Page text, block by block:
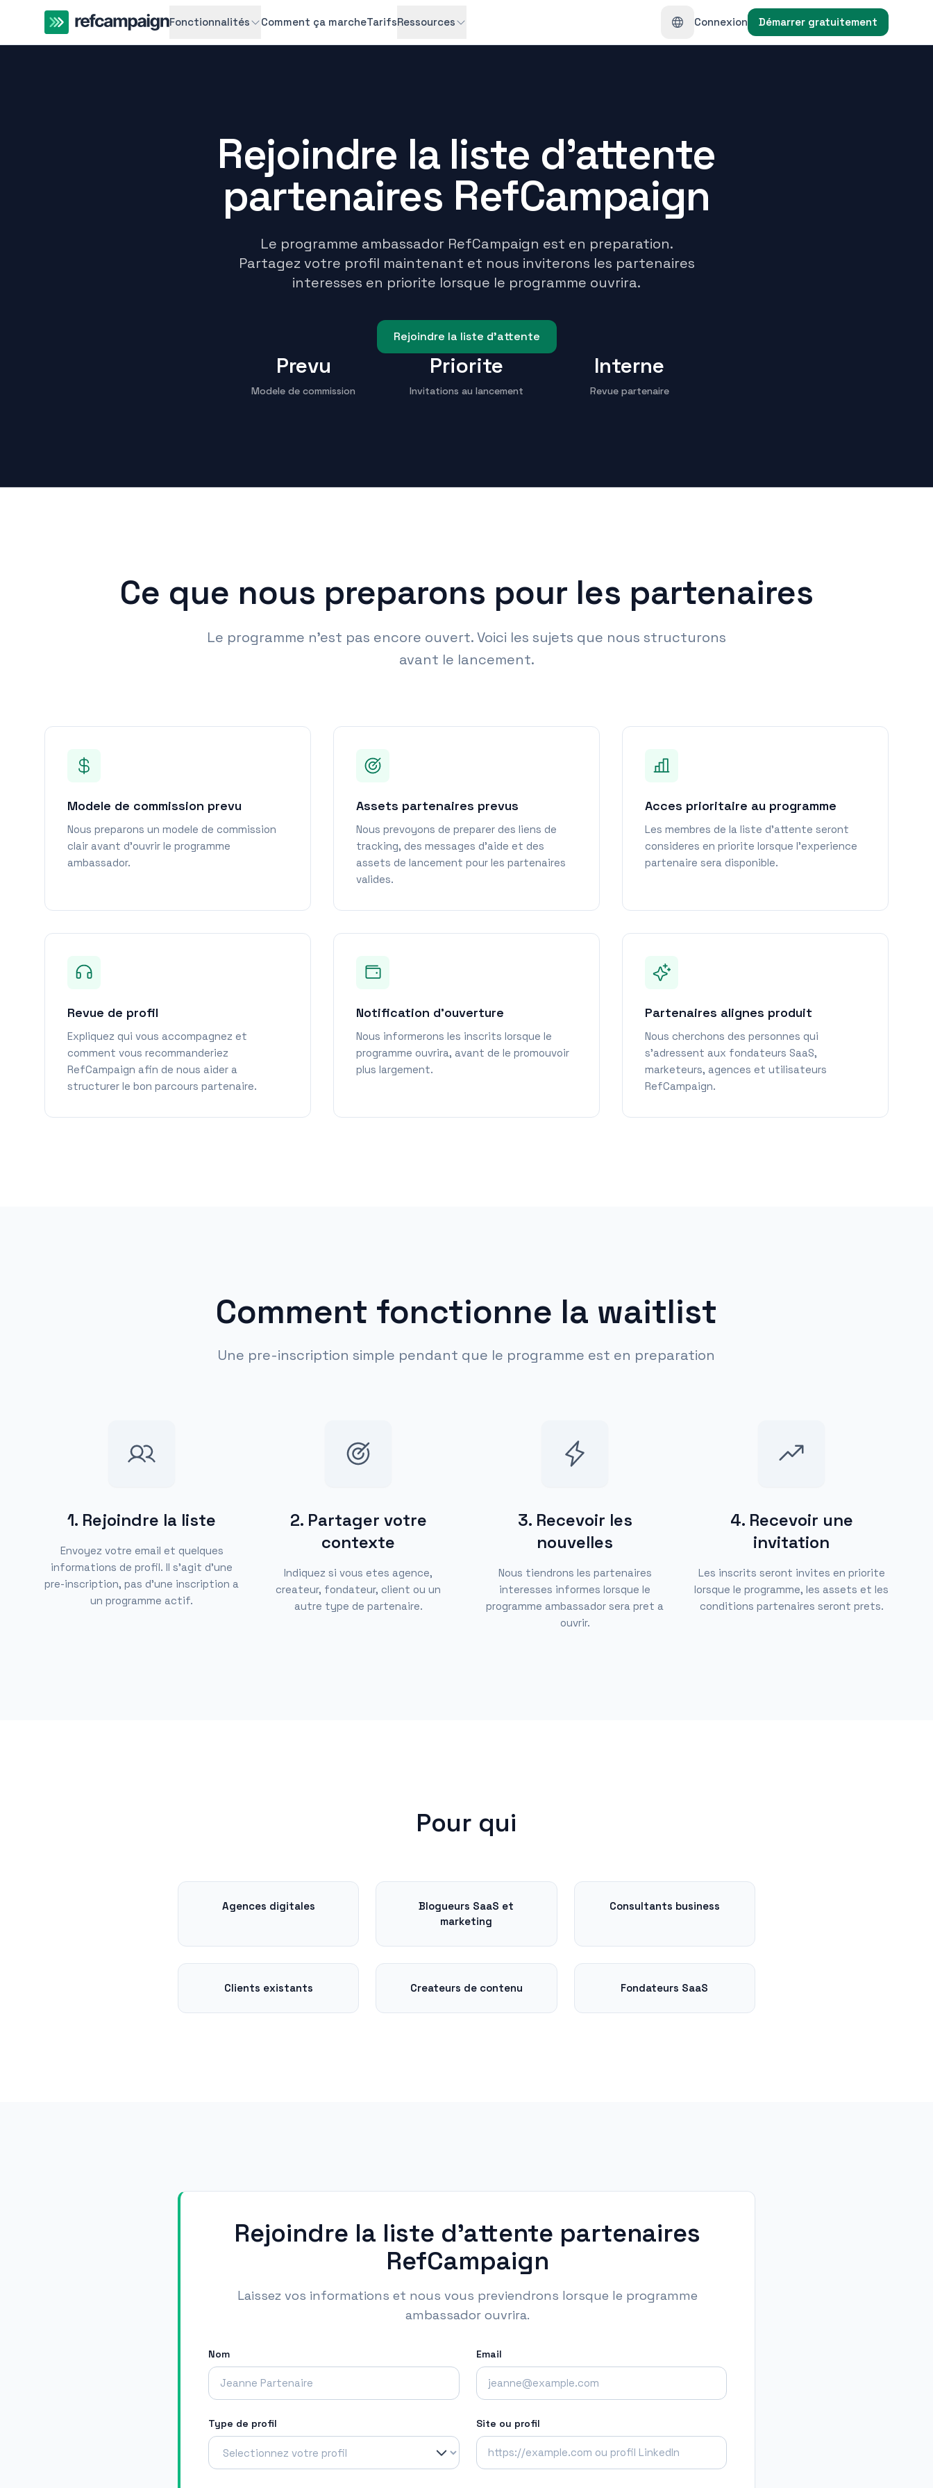
Fonctionnalités Comment ça marcheTarifsRessources Connexion Démarrer gratuitement
Rejoindre la liste d'attente
partenaires RefCampaign
Le programme ambassador RefCampaign est en preparation.
Partagez votre profil maintenant et nous inviterons les partenaires
interesses en priorite lorsque le programme ouvrira.
Rejoindre la liste d'attente
Prevu
Modele de commission
Priorite
Invitations au lancement
Interne
Revue partenaire
Ce que nous preparons pour les partenaires
Le programme n'est pas encore ouvert. Voici les sujets que nous structurons
avant le lancement.
Modele de commission prevu
Nous preparons un modele de commission
clair avant d'ouvrir le programme
ambassador.
Assets partenaires prevus
Nous prevoyons de preparer des liens de
tracking, des messages d'aide et des
assets de lancement pour les partenaires
valides.
Acces prioritaire au programme
Les membres de la liste d'attente seront
consideres en priorite lorsque l'experience
partenaire sera disponible.
Revue de profil
Expliquez qui vous accompagnez et
comment vous recommanderiez
RefCampaign afin de nous aider a
structurer le bon parcours partenaire.
Notification d'ouverture
Nous informerons les inscrits lorsque le
programme ouvrira, avant de le promouvoir
plus largement.
Partenaires alignes produit
Nous cherchons des personnes qui
s'adressent aux fondateurs SaaS,
marketeurs, agences et utilisateurs
RefCampaign.
Comment fonctionne la waitlist
Une pre-inscription simple pendant que le programme est en preparation
1. Rejoindre la liste
Envoyez votre email et quelques
informations de profil. Il s'agit d'une
pre-inscription, pas d'une inscription a
un programme actif.
2. Partager votre
contexte
Indiquez si vous etes agence,
createur, fondateur, client ou un
autre type de partenaire.
3. Recevoir les
nouvelles
Nous tiendrons les partenaires
interesses informes lorsque le
programme ambassador sera pret a
ouvrir.
4. Recevoir une
invitation
Les inscrits seront invites en priorite
lorsque le programme, les assets et les
conditions partenaires seront prets.
Pour qui
Agences digitales
Blogueurs SaaS et
marketing
Consultants business
Clients existants Createurs de contenu Fondateurs SaaS
Rejoindre la liste d'attente partenaires
RefCampaign
Laissez vos informations et nous vous previendrons lorsque le programme
ambassador ouvrira.
Nom Email
Type de profil Site ou profil